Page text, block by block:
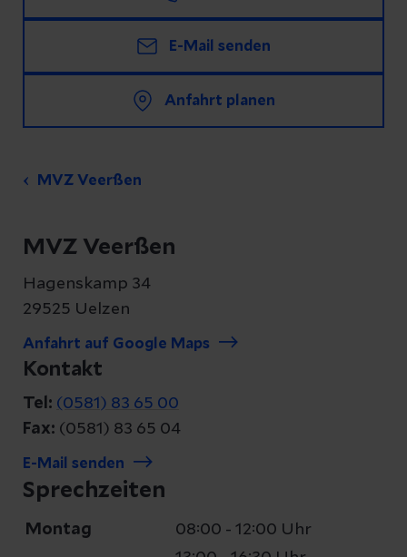
E-Mail senden
Anfahrt planen
MVZ Veerßen
MVZ Veerßen
Hagenskamp 34
29525 Uelzen
Anfahrt auf Google Maps
Kontakt
Tel: (0581) 83 65 00
Fax: (0581) 83 65 04
E-Mail senden
Sprechzeiten
Montag
08:00 - 12:00 Uhr